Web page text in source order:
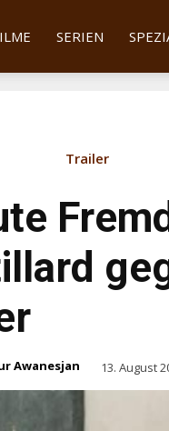
SERIEN
Trailer
Awanesjan 13. August